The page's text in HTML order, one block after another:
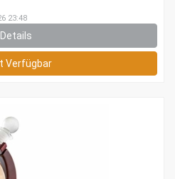
23:48
Details
Verfügbar